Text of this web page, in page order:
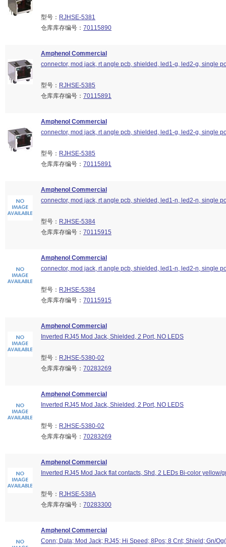
型号： RJHSE-5381
仓库库存编号： 70115890
Amphenol Commercial
connector, mod jack, rt angle pcb, shielded, led1-g, led2-g, single
型号： RJHSE-5385
仓库库存编号： 70115891
Amphenol Commercial
connector, mod jack, rt angle pcb, shielded, led1-g, led2-g, single
型号： RJHSE-5385
仓库库存编号： 70115891
Amphenol Commercial
connector, mod jack, rt angle pcb, shielded, led1-n, led2-n, single
型号： RJHSE-5384
仓库库存编号： 70115915
Amphenol Commercial
connector, mod jack, rt angle pcb, shielded, led1-n, led2-n, single
型号： RJHSE-5384
仓库库存编号： 70115915
Amphenol Commercial
Inverted RJ45 Mod Jack, Shielded, 2 Port, NO LEDS
型号： RJHSE-5380-02
仓库库存编号： 70283269
Amphenol Commercial
Inverted RJ45 Mod Jack, Shielded, 2 Port, NO LEDS
型号： RJHSE-5380-02
仓库库存编号： 70283269
Amphenol Commercial
Inverted RJ45 Mod Jack flat contacts, Shd, 2 LEDs Bi-color yellow/
型号： RJHSE-538A
仓库库存编号： 70283300
Amphenol Commercial
Conn; Data; Mod Jack; RJ45; Hi Speed; 8Pos; 8 Cnt; Shield; Gn/